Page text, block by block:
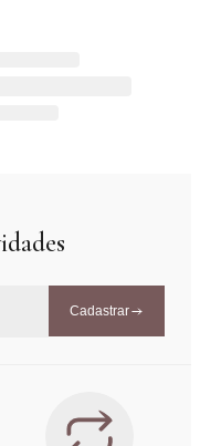
Cadastrar